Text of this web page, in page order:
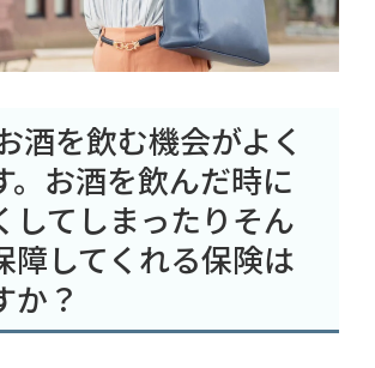
酒を飲む機会がよく
。お酒を飲んだ時に
してしまったりそん
障してくれる保険は
か？